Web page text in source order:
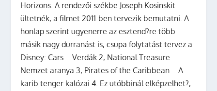
Horizons. A rendezői székbe Joseph Kosinskit
ültetnék, a filmet 2011-ben tervezik bemutatni. A
honlap szerint ugyenerre az esztend?re több
másik nagy durranást is, csupa folytatást tervez a
Disney: Cars – Verdák 2, National Treasure –
Nemzet aranya 3, Pirates of the Caribbean – A
karib tenger kalózai 4. Ez utóbbinál elképzelhet?,